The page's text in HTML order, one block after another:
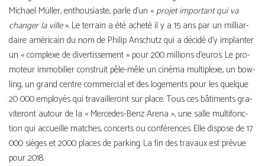
Michael Müller, enthou­siaste, parle d’un «pro­jet impor­tant qui va
chan­ger la ville». Le ter­rain a été ache­té il y a 15 ans par un mil­liar­
daire amé­ri­cain du nom de Philip Anschutz qui a déci­dé d’y implan­ter
un « com­plexe de diver­tis­se­ment » pour 200 mil­lions d’eu­ros. Le pro­
mo­teur immo­bi­lier construit pêle-mêle un ciné­ma mul­ti­plexe, un bow­
ling, un grand centre com­mer­cial et des loge­ments pour les quelque
20 000 employés qui tra­vaille­ront sur place. Tous ces bâti­ments gra­
vi­te­ront autour de la « Mercedes-Benz Arena », une salle mul­ti­fonc­
tion qui accueille matches, concerts ou confé­rences. Elle dis­pose de 17
000 sièges et 2000 places de par­king. La fin des tra­vaux est pré­vue
pour 2018.